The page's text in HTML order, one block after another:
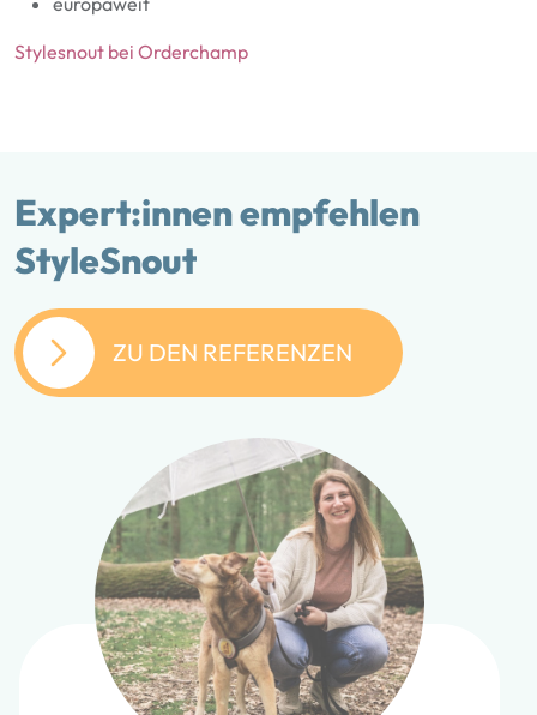
Stylesnout bei Orderchamp
Expert:innen empfehlen
StyleSnout
ZU DEN REFERENZEN